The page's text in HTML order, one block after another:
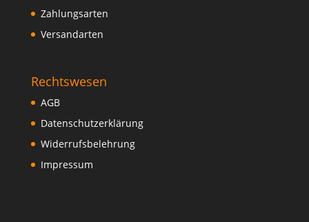
Zahlungsarten
Versandarten
Rechtswesen
AGB
Datenschutzerklärung
Widerrufsbelehrung
Impressum